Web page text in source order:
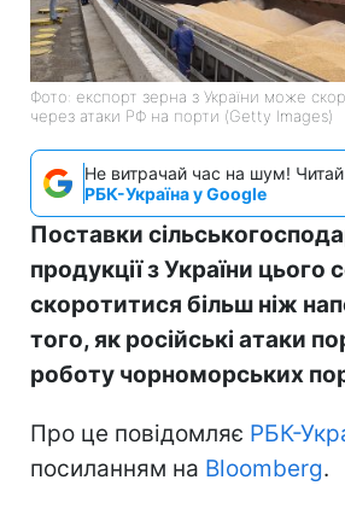
Фото: експорт зерна з України може
через атаки РФ на порти (Getty Images)
Не витрачай час на шум! Читай
РБК-Україна у Google
Поставки
продукції з України
скоротитися більш ніж
того, як російські атаки
роботу чорноморських
Про це повідомляє РБК-
посиланням на Bloomberg.